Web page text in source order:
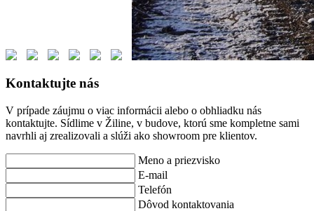
Kontaktujte nás
V prípade záujmu o viac informácii alebo o obhliadku nás
kontaktujte. Sídlime v Žiline, v budove, ktorú sme kompletne sami
navrhli aj zrealizovali a slúži ako showroom pre klientov.
Meno a priezvisko
E-mail
Telefón
Dôvod kontaktovania